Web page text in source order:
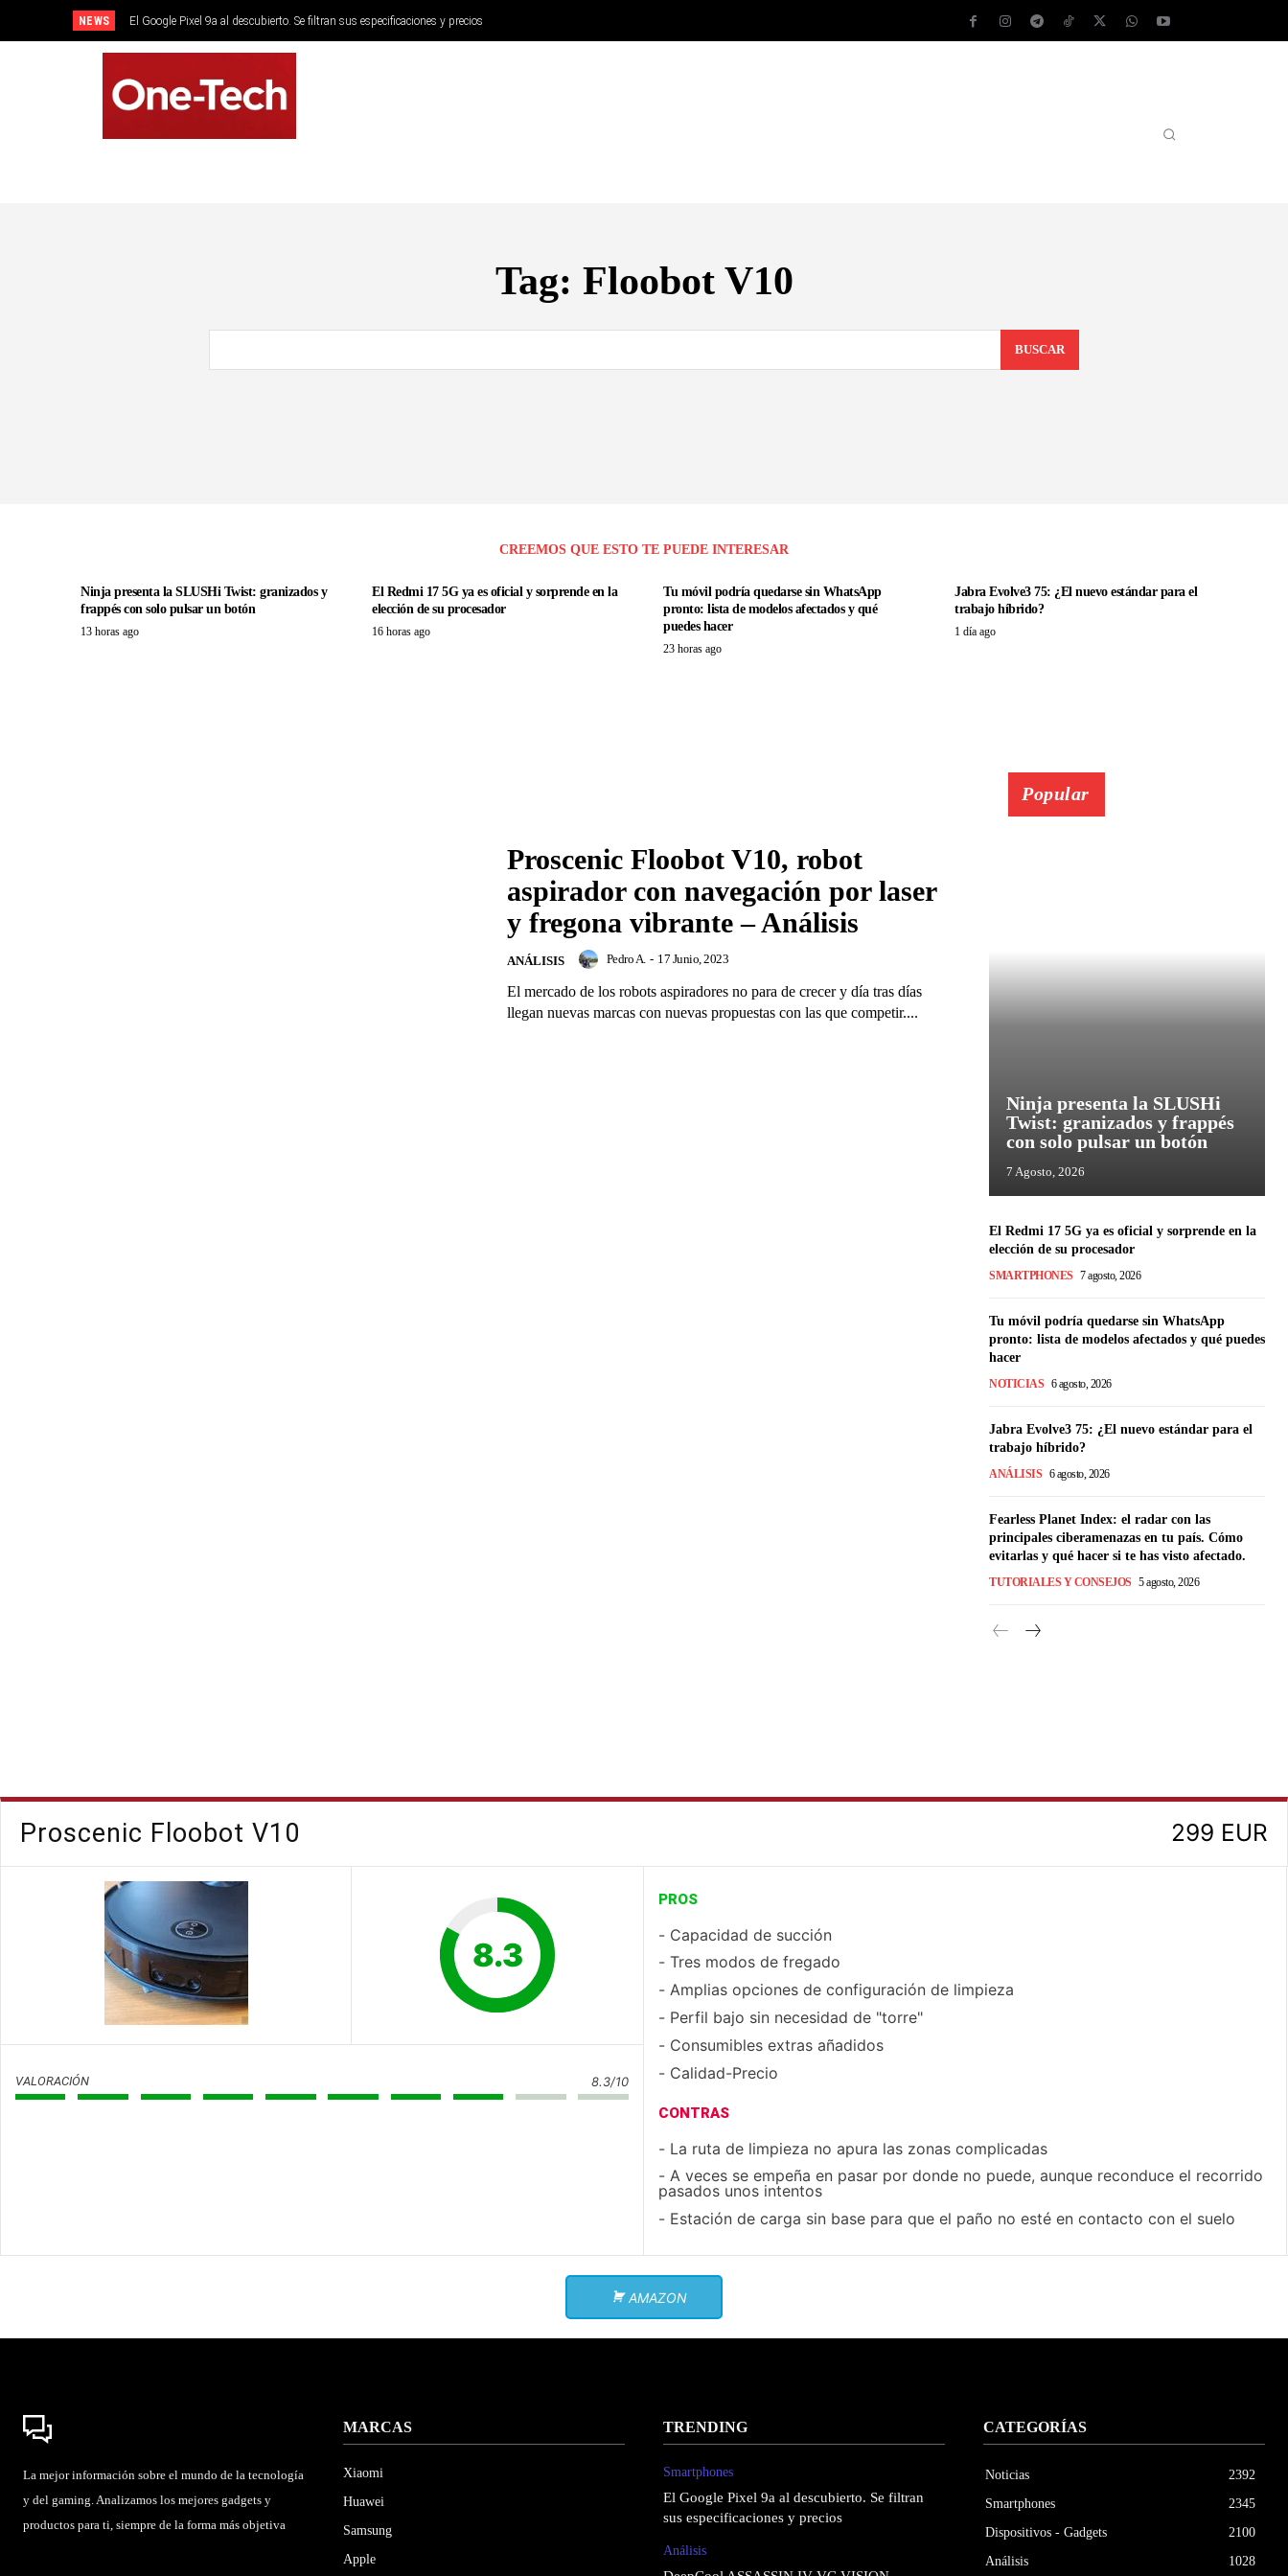
NEWS El Google Pixel 9a al descubierto. Se filtran sus especificaciones y precios
Tag: Floobot V10
BUSCAR
CREEMOS QUE ESTO TE PUEDE INTERESAR
Ninja presenta la SLUSHi Twist: granizados y
frappés con solo pulsar un botón
13 horas ago
El Redmi 17 5G ya es oficial y sorprende en la
elección de su procesador
16 horas ago
Tu móvil podría quedarse sin WhatsApp
pronto: lista de modelos afectados y qué
puedes hacer
23 horas ago
Jabra Evolve3 75: ¿El nuevo estándar para el
trabajo híbrido?
1 día ago
Proscenic Floobot V10, robot
aspirador con navegación por laser
y fregona vibrante – Análisis
ANÁLISIS Pedro A. - 17 Junio, 2023
El mercado de los robots aspiradores no para de crecer y día tras días
llegan nuevas marcas con nuevas propuestas con las que competir....
Popular
Ninja presenta la SLUSHi
Twist: granizados y frappés
con solo pulsar un botón
7 Agosto, 2026
El Redmi 17 5G ya es oficial y sorprende en la
elección de su procesador
SMARTPHONES 7 agosto, 2026
Tu móvil podría quedarse sin WhatsApp
pronto: lista de modelos afectados y qué puedes
hacer
NOTICIAS 6 agosto, 2026
Jabra Evolve3 75: ¿El nuevo estándar para el
trabajo híbrido?
ANÁLISIS 6 agosto, 2026
Fearless Planet Index: el radar con las
principales ciberamenazas en tu país. Cómo
evitarlas y qué hacer si te has visto afectado.
TUTORIALES Y CONSEJOS 5 agosto, 2026
Proscenic Floobot V10 299 EUR
8.3
VALORACIÓN 8.3/10
PROS
Capacidad de succión
Tres modos de fregado
Amplias opciones de configuración de limpieza
Perfil bajo sin necesidad de "torre"
Consumibles extras añadidos
Calidad-Precio
CONTRAS
La ruta de limpieza no apura las zonas complicadas
A veces se empeña en pasar por donde no puede, aunque reconduce el recorrido
pasados unos intentos
Estación de carga sin base para que el paño no esté en contacto con el suelo
AMAZON
La mejor información sobre el mundo de la tecnología
y del gaming. Analizamos los mejores gadgets y
productos para ti, siempre de la forma más objetiva
MARCAS
Xiaomi
Huawei
Samsung
Apple
TRENDING
Smartphones
El Google Pixel 9a al descubierto. Se filtran
sus especificaciones y precios
Análisis
CATEGORÍAS
Noticias
2392
Smartphones
2345
Dispositivos - Gadgets
2100
Análisis
1028